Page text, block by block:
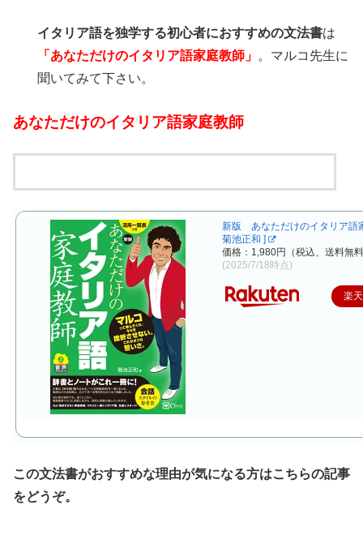
イタリア語を独学する初心者におすすめの文法書は
「あなただけのイタリア語家庭教師」 。マルコ先生に
聞いてみて下さい。
あなただけのイタリア語家庭教師
新版 あなただけのイタリア語
菊池正和 ]
価格：1,980円（税込、送料無
(2025/7/18時点)
楽
この文法書がおすすめな理由が気になる方はこちらの記事
をどうぞ。